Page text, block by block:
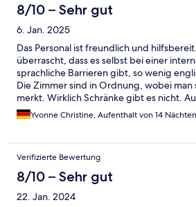
8/10 – Sehr gut
6. Jan. 2025
Das Personal ist freundlich und
überrascht, dass es selbst bei einer
sprachliche Barrieren gibt, so wenig
Die Zimmer sind in Ordnung, wobei man
merkt. Wirklich Schränke gibt es nicht.
noch einen kleinen Pool und
keine Lust hat, die knapp 10min zum
Nutzung Uber (was nicht teuer ist),
Copacabana.
Yvonne Christine, Aufenthalt von 14 Nächten
Verifizierte Bewertung
8/10 – Sehr gut
22. Jan. 2024